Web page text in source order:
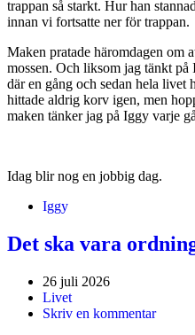
trappan så starkt. Hur han
innan vi fortsatte ner för trappan.
Maken pratade häromdagen om
mossen. Och liksom jag tänkt
där en gång och sedan hela livet
hittade aldrig korv igen, men
maken tänker jag på Iggy varje
Idag blir nog en jobbig dag.
Iggy
Det ska vara
26 juli 2026
Livet
Skriv en kommentar